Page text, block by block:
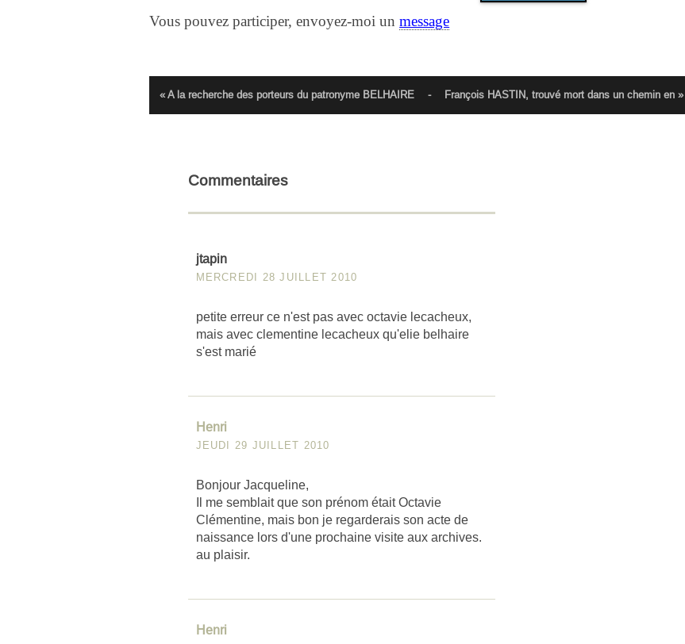
Vous pouvez participer, envoyez-moi unmessage
« A la recherche des porteurs du patronyme BELHAIRE - François HASTIN, trouvé mort dans un chemin en »
Commentaires
jtapin
MERCREDI 28 JUILLET 2010
petite erreur ce n'est pas avec octavie lecacheux,
mais avec clementine lecacheux qu'elie belhaire
s'est marié
Henri
JEUDI 29 JUILLET 2010
Bonjour Jacqueline,
Il me semblait que son prénom était Octavie
Clémentine, mais bon je regarderais son acte de
naissance lors d'une prochaine visite aux archives.
au plaisir.
Henri